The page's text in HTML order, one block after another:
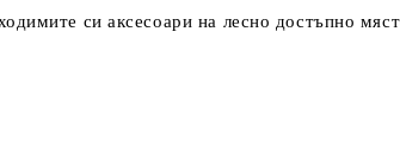
си аксесоари на лесно достъпно